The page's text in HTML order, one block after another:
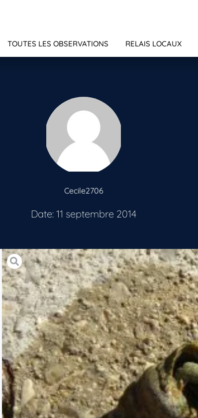
TOUTES LES OBSERVATIONS RELAIS LOCAUX
Cecile2706
Date: 11 septembre 2014